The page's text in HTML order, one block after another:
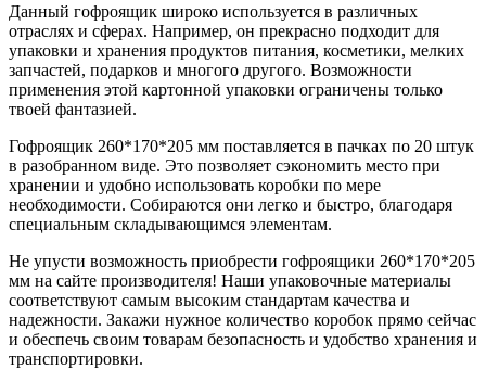
Данный гофроящик широко используется в различных
отраслях и сферах. Например, он прекрасно подходит для
упаковки и хранения продуктов питания, косметики, мелких
запчастей, подарков и многого другого. Возможности
применения этой картонной упаковки ограничены только
твоей фантазией.
Гофроящик 260*170*205 мм поставляется в пачках по 20 штук
в разобранном виде. Это позволяет сэкономить место при
хранении и удобно использовать коробки по мере
необходимости. Собираются они легко и быстро, благодаря
специальным складывающимся элементам.
Не упусти возможность приобрести гофроящики 260*170*205
мм на сайте производителя! Наши упаковочные материалы
соответствуют самым высоким стандартам качества и
надежности. Закажи нужное количество коробок прямо сейчас
и обеспечь своим товарам безопасность и удобство хранения и
транспортировки.